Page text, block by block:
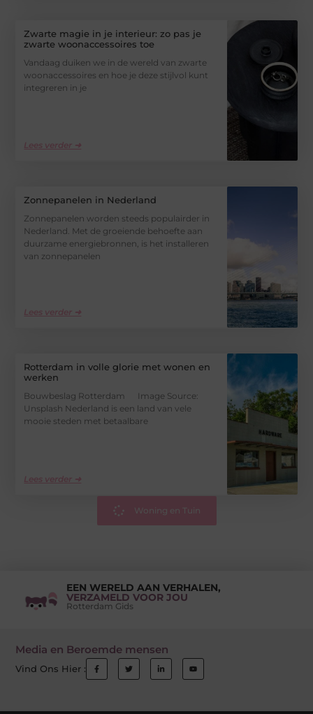
Zwarte magie in je interieur: zo pas je
zwarte woonaccessoires toe
Vandaag duiken we in de wereld van zwarte
woonaccessoires en hoe je deze stijlvol kunt
integreren in je
Lees verder ➜
Zonnepanelen in Nederland
Zonnepanelen worden steeds populairder in
Nederland. Met de groeiende behoefte aan
duurzame energiebronnen, is het installeren
van zonnepanelen
Lees verder ➜
Rotterdam in volle glorie met wonen en
werken
Bouwbeslag Rotterdam ‍ Image Source:
Unsplash‍ Nederland is een land van vele
mooie steden met betaalbare
Lees verder ➜
Woning en Tuin
EEN WERELD AAN VERHALEN,
VERZAMELD VOOR JOU
Rotterdam Gids
Media en Beroemde mensen
Vind Ons Hier :